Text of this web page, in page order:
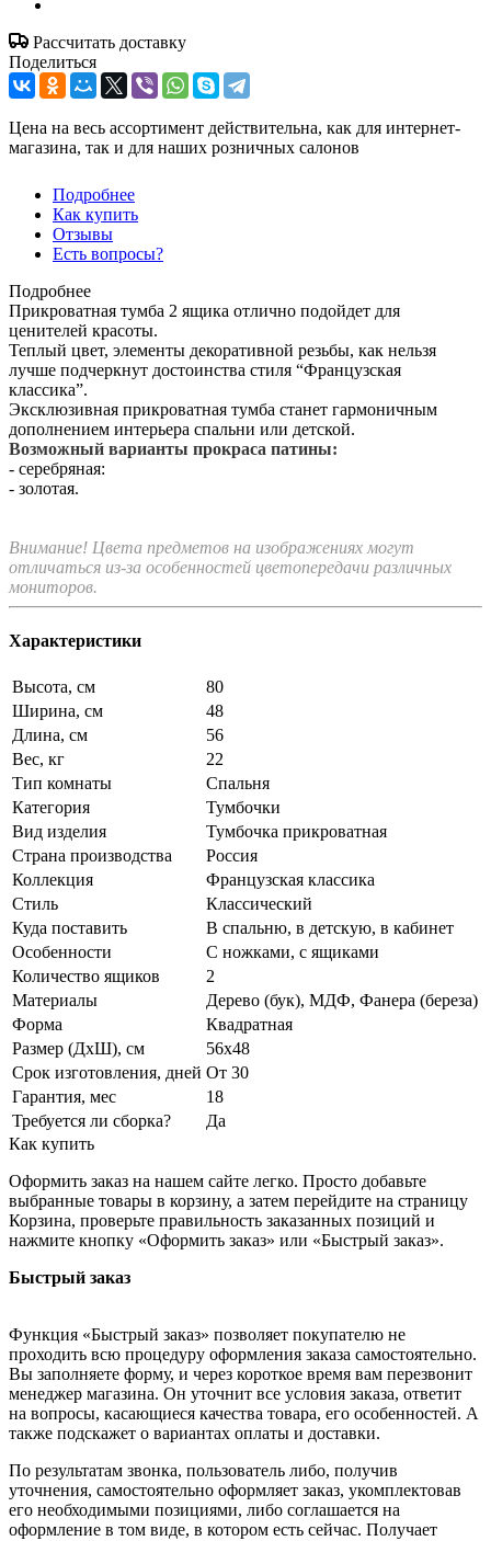
Рассчитать доставку
Поделиться
Цена на весь ассортимент действительна, как для интернет-
магазина, так и для наших розничных салонов
Подробнее
Как купить
Отзывы
Есть вопросы?
Подробнее
Прикроватная тумба 2 ящика отлично подойдет для
ценителей красоты.
Теплый цвет, элементы декоративной резьбы, как нельзя
лучше подчеркнут достоинства стиля “Французская
классика”.
Эксклюзивная прикроватная тумба станет гармоничным
дополнением интерьера спальни или детской.
Возможный варианты прокраса патины:
- серебряная:
- золотая.
Внимание! Цвета предметов на изображениях могут
отличаться из-за особенностей цветопередачи различных
мониторов.
Характеристики
Высота, см
80
Ширина, см
48
Длина, см
56
Вес, кг
22
Тип комнаты
Спальня
Категория
Тумбочки
Вид изделия
Тумбочка прикроватная
Страна производства
Россия
Коллекция
Французская классика
Стиль
Классический
Куда поставить
В спальню, в детскую, в кабинет
Особенности
С ножками, с ящиками
Количество ящиков
2
Материалы
Дерево (бук), МДФ, Фанера (береза)
Форма
Квадратная
Размер (ДхШ), см
56х48
Срок изготовления, дней От 30
Гарантия, мес
18
Требуется ли сборка?
Да
Как купить
Оформить заказ на нашем сайте легко. Просто добавьте
выбранные товары в корзину, а затем перейдите на страницу
Корзина, проверьте правильность заказанных позиций и
нажмите кнопку «Оформить заказ» или «Быстрый заказ».
Быстрый заказ
Функция «Быстрый заказ» позволяет покупателю не
проходить всю процедуру оформления заказа самостоятельно.
Вы заполняете форму, и через короткое время вам перезвонит
менеджер магазина. Он уточнит все условия заказа, ответит
на вопросы, касающиеся качества товара, его особенностей. А
также подскажет о вариантах оплаты и доставки.
По результатам звонка, пользователь либо, получив
уточнения, самостоятельно оформляет заказ, укомплектовав
его необходимыми позициями, либо соглашается на
оформление в том виде, в котором есть сейчас. Получает